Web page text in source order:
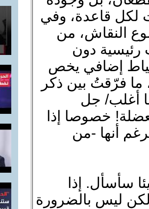
لكل قاعدة، وفي
النقاش، من
رئيسية دون
إضافي يخص
ما فرّقتُ بين ذكر
أغلب/ جل
خصوصا إذا
أنها -من
سأسأل. إذا
ليس بالضرورة